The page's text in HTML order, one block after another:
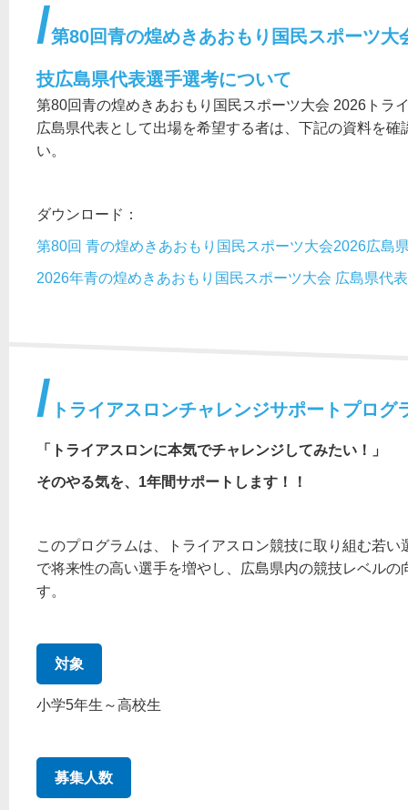
第80回青の煌めきあおもり国民スポーツ大
技広島県代表選手選考について
第80回青の煌めきあおもり国民スポーツ大会 2026トラ
広島県代表として出場を希望する者は、下記の資料を
い。
ダウンロード：
第80回 青の煌めきあおもり国民スポーツ大会2026広島
2026年青の煌めきあおもり国民スポーツ大会 広島県代
トライアスロンチャレンジサポートプログ
「トライアスロンに本気でチャレンジしてみたい！」
そのやる気を、1年間サポートします！！
このプログラムは、トライアスロン競技に取り組む若
で将来性の高い選手を増やし、広島県内の競技レベル
す。
対象
小学5年生～高校生
募集人数